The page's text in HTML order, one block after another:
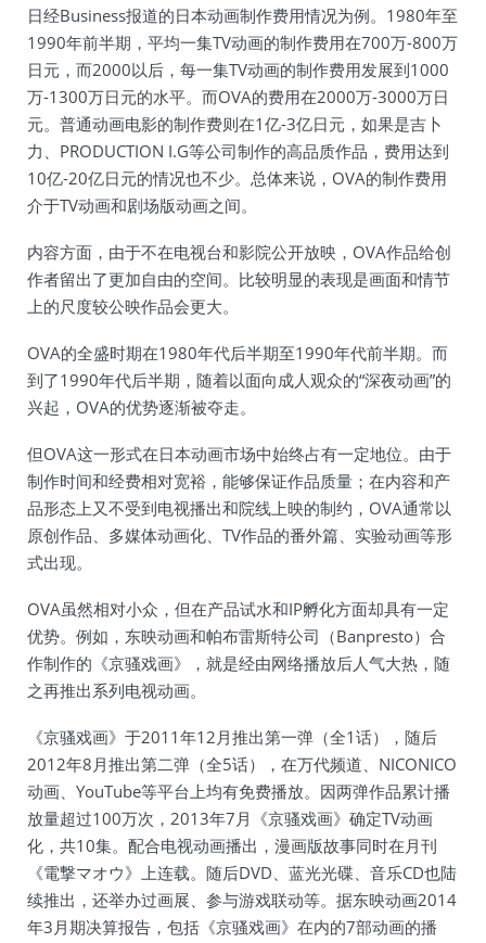
日经Business报道的日本动画制作费用情况为例。1980年至
1990年前半期，平均一集TV动画的制作费用在700万-800万
日元，而2000以后，每一集TV动画的制作费用发展到1000
万-1300万日元的水平。而OVA的费用在2000万-3000万日
元。普通动画电影的制作费则在1亿-3亿日元，如果是吉卜
力、PRODUCTION I.G等公司制作的高品质作品，费用达到
10亿-20亿日元的情况也不少。总体来说，OVA的制作费用
介于TV动画和剧场版动画之间。
内容方面，由于不在电视台和影院公开放映，OVA作品给创
作者留出了更加自由的空间。比较明显的表现是画面和情节
上的尺度较公映作品会更大。
OVA的全盛时期在1980年代后半期至1990年代前半期。而
到了1990年代后半期，随着以面向成人观众的“深夜动画”的
兴起，OVA的优势逐渐被夺走。
但OVA这一形式在日本动画市场中始终占有一定地位。由于
制作时间和经费相对宽裕，能够保证作品质量；在内容和产
品形态上又不受到电视播出和院线上映的制约，OVA通常以
原创作品、多媒体动画化、TV作品的番外篇、实验动画等形
式出现。
OVA虽然相对小众，但在产品试水和IP孵化方面却具有一定
优势。例如，东映动画和帕布雷斯特公司（Banpresto）合
作制作的《京骚戏画》，就是经由网络播放后人气大热，随
之再推出系列电视动画。
《京骚戏画》于2011年12月推出第一弹（全1话），随后
2012年8月推出第二弹（全5话），在万代频道、NICONICO
动画、YouTube等平台上均有免费播放。因两弹作品累计播
放量超过100万次，2013年7月《京骚戏画》确定TV动画
化，共10集。配合电视动画播出，漫画版故事同时在月刊
《電撃マオウ》上连载。随后DVD、蓝光光碟、音乐CD也陆
续推出，还举办过画展、参与游戏联动等。据东映动画2014
年3月期决算报告，包括《京骚戏画》在内的7部动画的播